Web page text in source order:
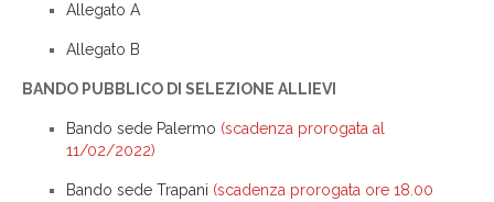
Allegato A
Allegato B
BANDO PUBBLICO DI SELEZIONE ALLIEVI
Bando sede Palermo (scadenza prorogata al
11/02/2022)
Bando sede Trapani (scadenza prorogata ore 18.00